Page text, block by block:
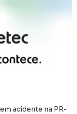
acidente na PR-